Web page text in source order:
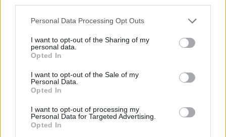
Personal Data Processing Opt Outs
I want to opt-out of the Sharing of my
personal data.
Opted In
I want to opt-out of the Sale of my
Personal Data.
Opted In
I want to opt-out of processing my
Personal Data for Targeted Advertising.
Opted In
9 Settembre 2025 alle ore 23:34
STARZ: